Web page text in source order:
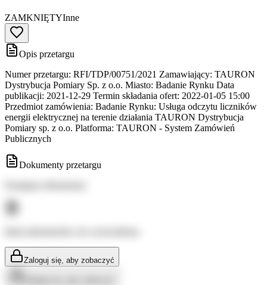
ZAMKNIĘTYInne
Opis przetargu
Numer przetargu: RFI/TDP/00751/2021 Zamawiający: TAURON
Dystrybucja Pomiary Sp. z o.o. Miasto: Badanie Rynku Data
publikacji: 2021-12-29 Termin składania ofert: 2022-01-05 15:00
Przedmiot zamówienia: Badanie Rynku: Usługa odczytu liczników
energii elektrycznej na terenie działania TAURON Dystrybucja
Pomiary sp. z o.o. Platforma: TAURON - System Zamówień
Publicznych
Dokumenty przetargu
Zaloguj się, aby zobaczyć